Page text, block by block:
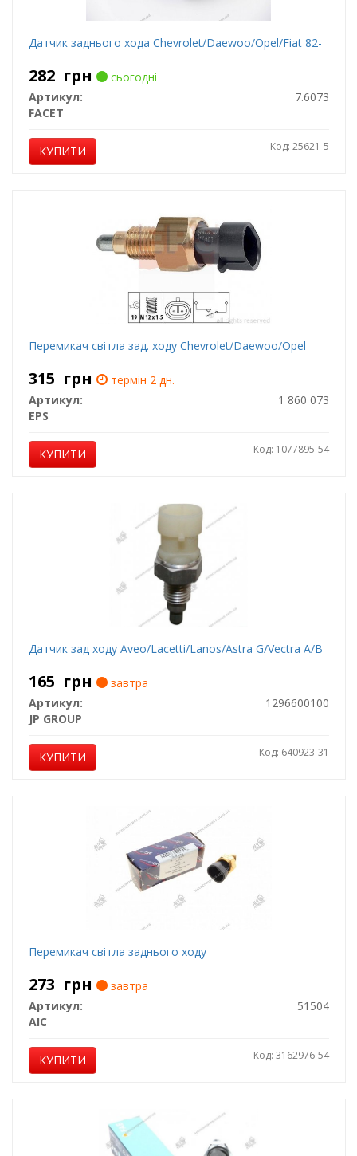
Датчик заднього хода Сhevrolet/Daewoo/Opel/Fiat 82-
282 грн
сьогодні
Артикул:
7.6073
FACET
КУПИТИ Код: 25621-5
Перемикач світла зад. ходу Chevrolet/Daewoo/Opel
315 грн
термін 2 дн.
Артикул:
1 860 073
EPS
КУПИТИ Код: 1077895-54
Датчик зад ходу Aveo/Lacetti/Lanos/Astra G/Vectra A/B
165 грн
завтра
Артикул:
1296600100
JP GROUP
КУПИТИ Код: 640923-31
Перемикач світла заднього ходу
273 грн
завтра
Артикул:
51504
AIC
КУПИТИ Код: 3162976-54